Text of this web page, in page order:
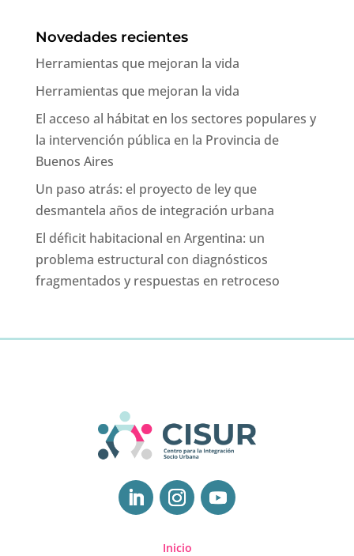
Novedades recientes
Herramientas que mejoran la vida
Herramientas que mejoran la vida
El acceso al hábitat en los sectores populares y
la intervención pública en la Provincia de
Buenos Aires
Un paso atrás: el proyecto de ley que
desmantela años de integración urbana
El déficit habitacional en Argentina: un
problema estructural con diagnósticos
fragmentados y respuestas en retroceso
Inicio